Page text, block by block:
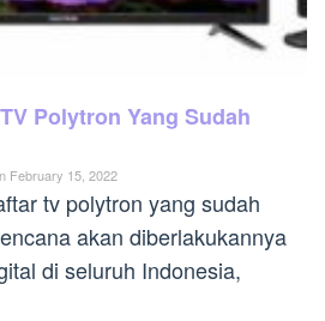
Polytron Yang Sudah
February 15, 2022
tv polytron yang sudah
akan diberlakukannya
di seluruh Indonesia,